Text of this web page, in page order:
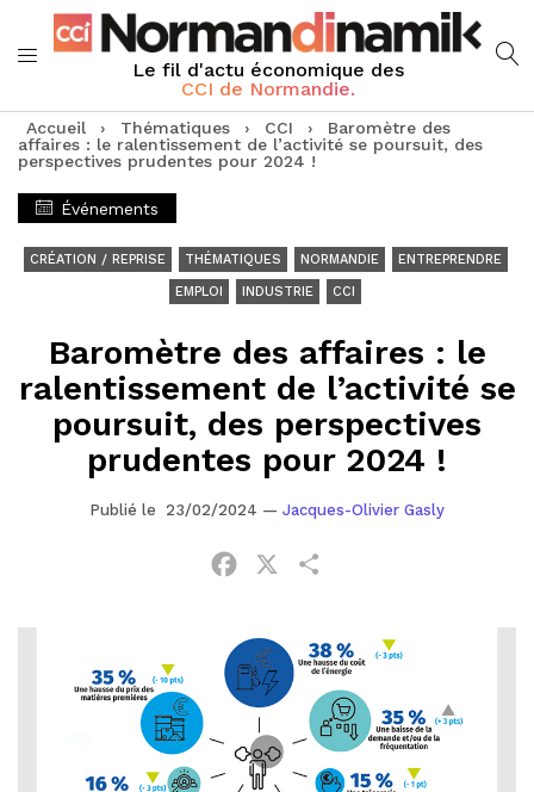
Le fil d'actu économique des
CCI de Normandie.
Accueil › Thématiques › CCI ›
Baromètre des
affaires : le ralentissement de l’activité se poursuit, des
perspectives prudentes pour 2024 !
Événements
CRÉATION / REPRISE THÉMATIQUES NORMANDIE ENTREPRENDRE
EMPLOI INDUSTRIE CCI
Baromètre des affaires : le
ralentissement de l’activité se
poursuit, des perspectives
prudentes pour 2024 !
Publié le 23/02/2024 — Jacques-Olivier Gasly
Facebook